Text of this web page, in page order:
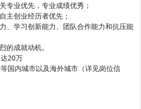
专业优先，专业成绩优秀；
主创业经历者优先；
、学习创新能力、团队合作能力和抗压能
的成就动机。
20万
国内城市以及海外城市（详见岗位信